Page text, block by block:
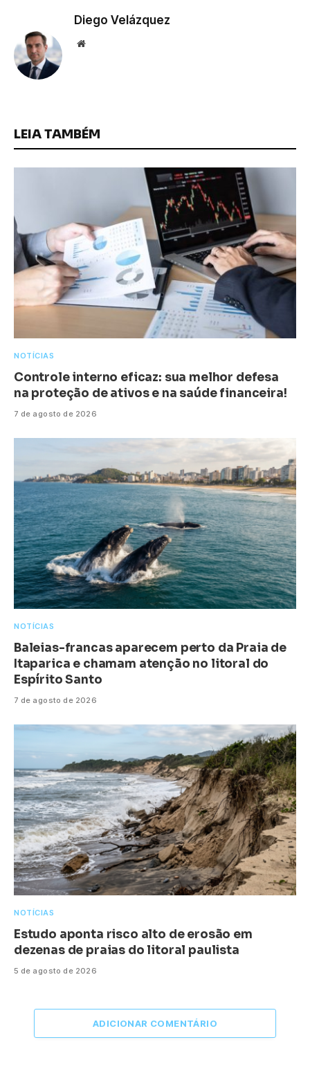
Diego Velázquez
Website
LEIA TAMBÉM
NOTÍCIAS
Controle interno eficaz: sua melhor defesa
na proteção de ativos e na saúde financeira!
7 de agosto de 2026
NOTÍCIAS
Baleias-francas aparecem perto da Praia de
Itaparica e chamam atenção no litoral do
Espírito Santo
7 de agosto de 2026
NOTÍCIAS
Estudo aponta risco alto de erosão em
dezenas de praias do litoral paulista
5 de agosto de 2026
ADICIONAR COMENTÁRIO